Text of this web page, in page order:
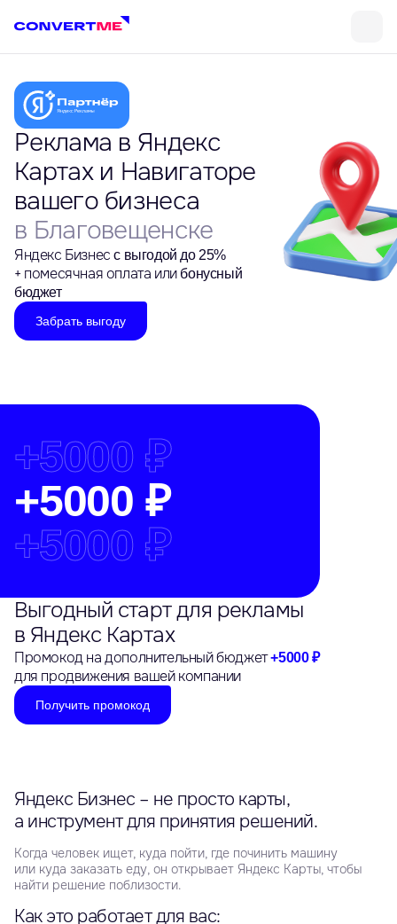
Реклама в Яндекс
Картах и Навигаторе
вашего бизнеса
в Благовещенске
Яндекс Бизнесс выгодой до 25%
+ помесячная оплата или бонусный
бюджет
Забрать выгоду
+5000 ₽
+5000 ₽
+5000 ₽
Выгодный старт для рекламы
в Яндекс Картах
Промокод на дополнительный бюджет+5000 ₽
для продвижения вашей компании
Получить промокод
Яндекс Бизнес – не просто карты,
а инструмент для принятия решений.
Когда человек ищет, куда пойти, где починить машину
или куда заказать еду, он открывает Яндекс Карты, чтобы
найти решение поблизости.
Как это работает для вас: